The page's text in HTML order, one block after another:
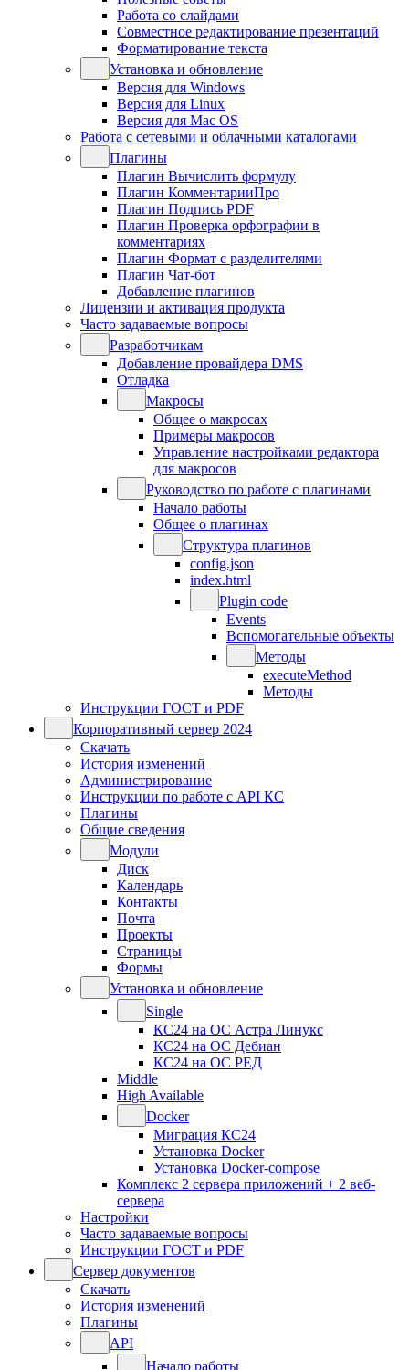
Работа со слайдами
Совместное редактирование презентаций
Форматирование текста
Установка и обновление
Версия для Windows
Версия для Linux
Версия для Mac OS
Работа с сетевыми и облачными каталогами
Плагины
Плагин Вычислить формулу
Плагин КомментарииПро
Плагин Подпись PDF
Плагин Проверка орфографии в
комментариях
Плагин Формат с разделителями
Плагин Чат-бот
Добавление плагинов
Лицензии и активация продукта
Часто задаваемые вопросы
Разработчикам
Добавление провайдера DMS
Отладка
Макросы
Общее о макросах
Примеры макросов
Управление настройками редактора
для макросов
Руководство по работе с плагинами
Начало работы
Общее о плагинах
Структура плагинов
config.json
index.html
Plugin code
Events
Вспомогательные объекты
Методы
executeMethod
Методы
Инструкции ГОСТ и PDF
Корпоративный сервер 2024
Скачать
История изменений
Администрирование
Инструкции по работе с API КС
Плагины
Общие сведения
Модули
Диск
Календарь
Контакты
Почта
Проекты
Страницы
Формы
Установка и обновление
Single
КС24 на ОС Астра Линукс
КС24 на ОС Дебиан
КС24 на ОС РЕД
Middle
High Available
Docker
Миграция КС24
Установка Docker
Установка Docker-compose
Комплекс 2 сервера приложений + 2 веб-
сервера
Настройки
Часто задаваемые вопросы
Инструкции ГОСТ и PDF
Сервер документов
Скачать
История изменений
Плагины
API
Начало работы